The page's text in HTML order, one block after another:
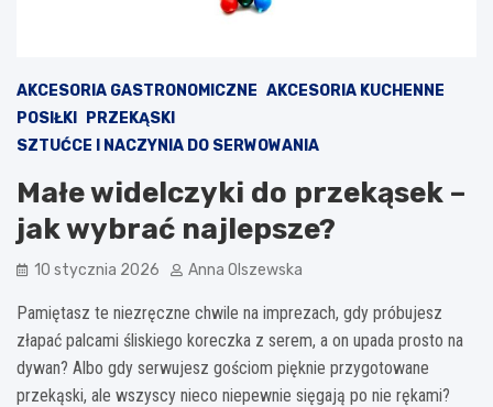
AKCESORIA GASTRONOMICZNE AKCESORIA KUCHENNE
POSIŁKI
PRZEKĄSKI
SZTUĆCE I NACZYNIA DO SERWOWANIA
Małe widelczyki do przekąsek –
jak wybrać najlepsze?
10 stycznia 2026 Anna Olszewska
Pamiętasz te niezręczne chwile na imprezach, gdy próbujesz
złapać palcami śliskiego koreczka z serem, a on upada prosto na
dywan? Albo gdy serwujesz gościom pięknie przygotowane
przekąski, ale wszyscy nieco niepewnie sięgają po nie rękami?